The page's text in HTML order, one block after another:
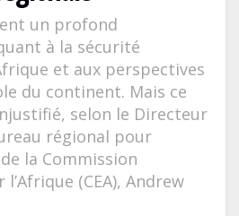
un profond
à la sécurité
et aux perspectives
du continent. Mais ce
selon le Directeur
régional pour
la Commission
(CEA), Andrew